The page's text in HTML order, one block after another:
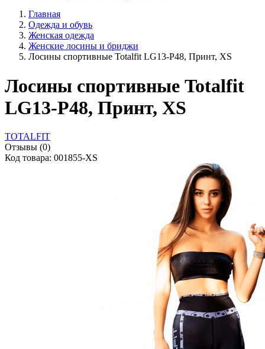
Главная
Одежда и обувь
Женская одежда
Женские лосины и бриджи
Лосины спортивные Totalfit LG13-P48, Принт, XS
Лосины спортивные Totalfit
LG13-P48, Принт, XS
TOTALFIT
Отзывы (0)
Код товара: 001855-XS